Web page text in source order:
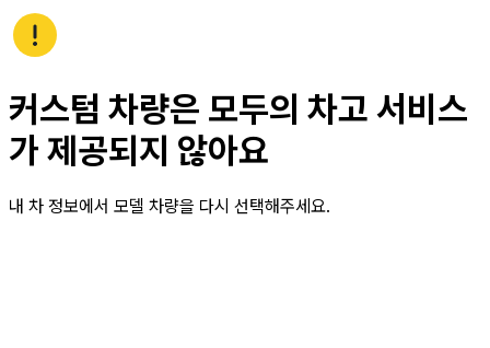
커스텀 차량은 모두의 차고 서비스
가 제공되지 않아요
내 차 정보에서 모델 차량을 다시 선택해주세요.